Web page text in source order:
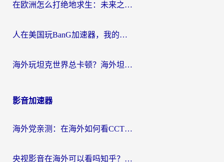
在欧洲怎么打绝地求生：未来之役不卡？留学生亲测的加速器避坑指南
人在美国玩BanG加速器，我的延迟终于绿了
海外玩坦克世界总卡顿？海外坦克世界加速器有哪些？实测好用的选择在这里
影音加速器
海外党亲测：在海外如何看CCTV？告别“仅限大陆播放”的实用指南
央视影音在海外可以看吗知乎？留学生亲测：3步解决地域限制+追剧自由